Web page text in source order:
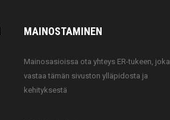
MAINOSTAMINEN
Mainosasioissa ota yhteys ER-tukeen, joka
vastaa tämän sivuston ylläpidosta ja
kehityksestä